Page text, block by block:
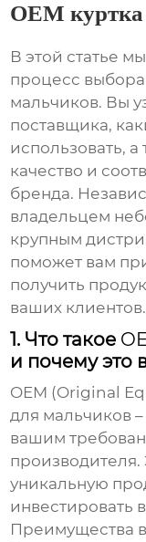
OEM
В этой статье
процесс выбора
мальчиков. Вы
поставщика,
использовать,
качество и
бренда.
владельцем
крупным
поможет вам
получить
ваших клиентов.
1. Что такое
и почему это
OEM (Original
для мальчиков
вашим
производителя.
уникальную
инвестировать
Преимущества